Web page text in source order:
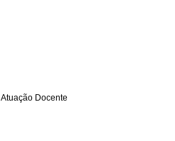
Atuação Docente